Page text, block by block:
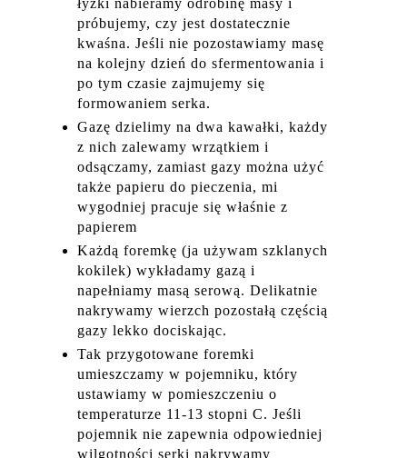
próbujemy, czy jest dostatecznie
kwaśna. Jeśli nie pozostawiamy masę
na kolejny dzień do sfermentowania i
po tym czasie zajmujemy się
formowaniem serka.
Gazę dzielimy na dwa kawałki, każdy
z nich zalewamy wrzątkiem i
odsączamy, zamiast gazy można użyć
także papieru do pieczenia, mi
wygodniej pracuje się właśnie z
papierem
Każdą foremkę (ja używam szklanych
kokilek) wykładamy gazą i
napełniamy masą serową. Delikatnie
nakrywamy wierzch pozostałą częścią
gazy lekko dociskając.
Tak przygotowane foremki
umieszczamy w pojemniku, który
ustawiamy w pomieszczeniu o
temperaturze 11-13 stopni C. Jeśli
pojemnik nie zapewnia odpowiedniej
wilgotności serki nakrywamy